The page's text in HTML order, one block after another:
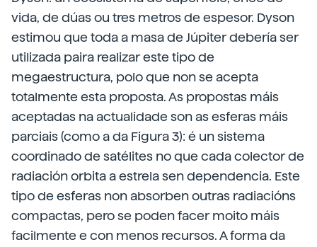
vida, de dúas ou tres metros de espesor. Dyson
estimou que toda a masa de Júpiter debería ser
utilizada paira realizar este tipo de
megaestructura, polo que non se acepta
totalmente esta proposta. As propostas máis
aceptadas na actualidade son as esferas máis
parciais (como a da Figura 3): é un sistema
coordinado de satélites no que cada colector de
radiación orbita a estrela sen dependencia. Este
tipo de esferas non absorben outras radiacións
compactas, pero se poden facer moito máis
facilmente e con menos recursos. A forma da